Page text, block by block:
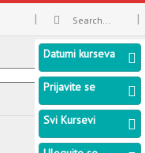
Datumi kurseva
Prijavite se
Svi Kursevi